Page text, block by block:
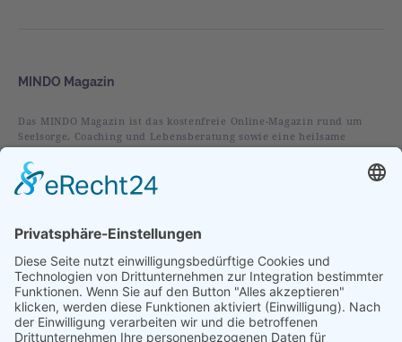
MINDO Magazin
Das MINDO Magazin ist das kostenfreie Online-Magazin rund um
Seelsorge, Coaching und Lebensberatung sowie eine heilsame
christliche Spiritualität.
Rubriken
Alles
Liebe
Glaube
Verstehen
Vorgestellt